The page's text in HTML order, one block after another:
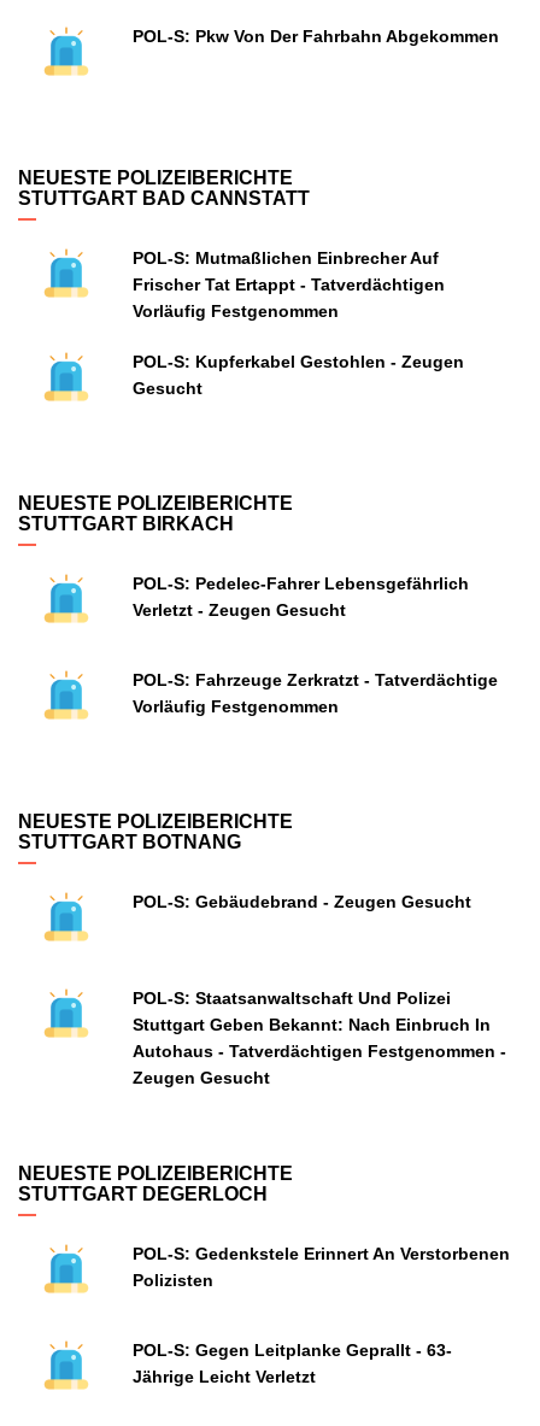
POL-S: Pkw Von Der Fahrbahn Abgekommen
NEUESTE POLIZEIBERICHTE
STUTTGART BAD CANNSTATT
POL-S: Mutmaßlichen Einbrecher Auf
Frischer Tat Ertappt - Tatverdächtigen
Vorläufig Festgenommen
POL-S: Kupferkabel Gestohlen - Zeugen
Gesucht
NEUESTE POLIZEIBERICHTE
STUTTGART BIRKACH
POL-S: Pedelec-Fahrer Lebensgefährlich
Verletzt - Zeugen Gesucht
POL-S: Fahrzeuge Zerkratzt - Tatverdächtige
Vorläufig Festgenommen
NEUESTE POLIZEIBERICHTE
STUTTGART BOTNANG
POL-S: Gebäudebrand - Zeugen Gesucht
POL-S: Staatsanwaltschaft Und Polizei
Stuttgart Geben Bekannt: Nach Einbruch In
Autohaus - Tatverdächtigen Festgenommen -
Zeugen Gesucht
NEUESTE POLIZEIBERICHTE
STUTTGART DEGERLOCH
POL-S: Gedenkstele Erinnert An Verstorbenen
Polizisten
POL-S: Gegen Leitplanke Geprallt - 63-
Jährige Leicht Verletzt